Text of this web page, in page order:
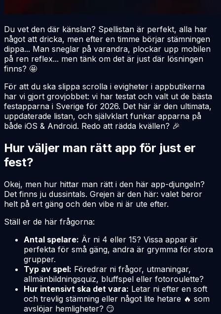
Du vet den där känslan? Spellistan är perfekt, alla har
något att dricka, men efter en timme börjar stämningen
dippa... Man sneglar på varandra, plockar upp mobilen
på ren reflex... men tänk om det är just där lösningen
finns? 🤩
För att du ska slippa scrolla i evigheter i appbutikerna
har vi gjort grovjobbet: vi har testat och valt ut de bästa
festapparna i Sverige för 2026. Det här är den ultimata,
uppdaterade listan, och självklart funkar apparna på
både iOS & Android. Redo att rädda kvällen? 🎉
Hur väljer man rätt app för just er
fest?
Okej, men hur hittar man rätt i den här app-djungeln?
Det finns ju dussintals. Grejen är den här: valet beror
helt på ert gäng och den vibe ni är ute efter.
Ställ er de här frågorna:
Antal spelare: Är ni 4 eller 15? Vissa appar är
perfekta för små gäng, andra är grymma för stora
grupper.
Typ av spel: Föredrar ni frågor, utmaningar,
allmänbildningsquiz, bluffspel eller fotoroulette?
Hur intensivt ska det vara: Letar ni efter en soft
och trevlig stämning eller något lite hetare 🔥 som
avslöjar hemligheter? 😏